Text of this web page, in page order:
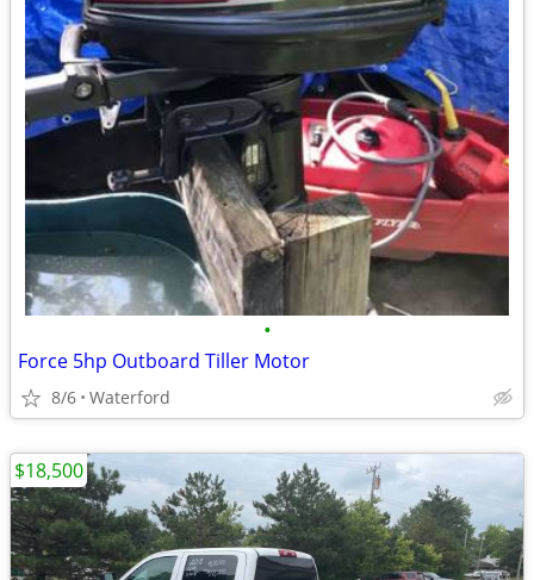
•
Force 5hp Outboard Tiller Motor
8/6 Waterford
$18,500